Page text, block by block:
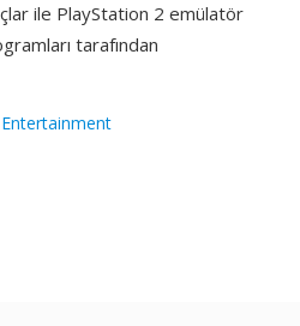
ile PlayStation 2 emülatör
tarafından